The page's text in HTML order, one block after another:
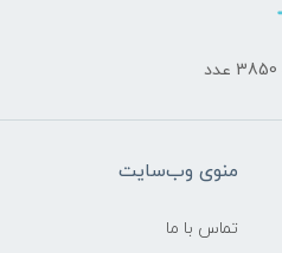
منوی وب‌سایت
تماس با ما